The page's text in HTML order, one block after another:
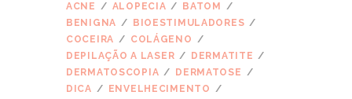
ACNE ALOPECIA
BATOM
BENIGNA
BIOESTIMULADORES
COCEIRA
COLÁGENO
DEPILAÇÃO A LASER
DERMATITE
DERMATOSCOPIA
DERMATOSE
DICA
ENVELHECIMENTO